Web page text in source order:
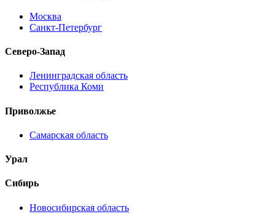
Москва
Санкт-Петербург
Северо-Запад
Ленинградская область
Республика Коми
Приволжье
Самарская область
Урал
Сибирь
Новосибирская область